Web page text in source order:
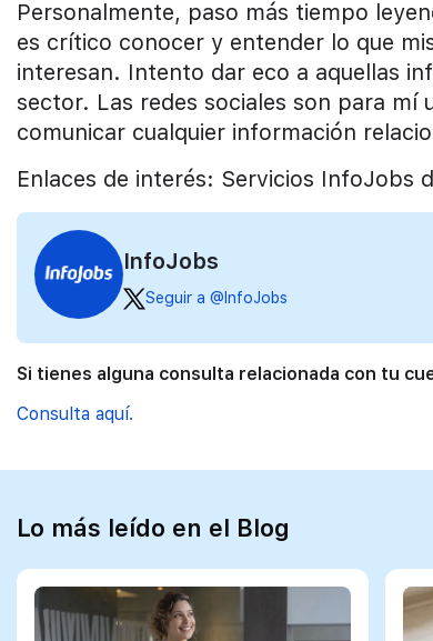
Personalmente, paso más tiempo
es crítico conocer y entender lo que
interesan. Intento dar eco a aquellas
sector. Las redes sociales son para mí
comunicar cualquier información
Enlaces de interés: Servicios InfoJobs
InfoJobs
Seguir a @InfoJobs
Si tienes alguna consulta relacionada con tu
Consulta aquí.
Lo más leído en el Blog